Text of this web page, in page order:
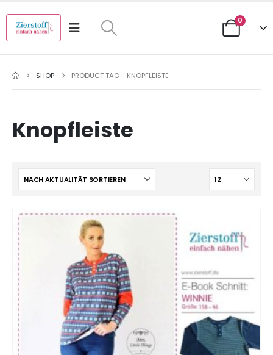
0
SHOP PRODUCT TAG - KNOPFLEISTE
Knopfleiste